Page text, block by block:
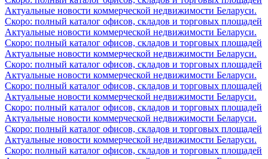
Актуальные новости коммерческой недвижимости Беларуси.
Скоро: полный каталог офисов, складов и торговых площадей
Актуальные новости коммерческой недвижимости Беларуси.
Скоро: полный каталог офисов, складов и торговых площадей
Актуальные новости коммерческой недвижимости Беларуси.
Скоро: полный каталог офисов, складов и торговых площадей
Актуальные новости коммерческой недвижимости Беларуси.
Скоро: полный каталог офисов, складов и торговых площадей
Актуальные новости коммерческой недвижимости Беларуси.
Скоро: полный каталог офисов, складов и торговых площадей
Актуальные новости коммерческой недвижимости Беларуси.
Скоро: полный каталог офисов, складов и торговых площадей
Актуальные новости коммерческой недвижимости Беларуси.
Скоро: полный каталог офисов, складов и торговых площадей